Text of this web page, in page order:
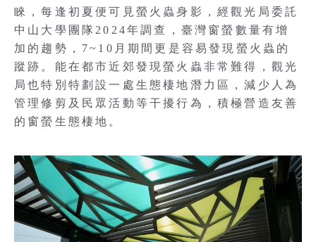
睞，每逢初夏便可見螢火蟲身影，經觀光局委託
中山大學團隊2024年調查，臺灣窗螢數量有增
加的趨勢，7~10月期間更是容易發現螢火蟲的
蹤跡。能在都市近郊發現螢火蟲非常難得，觀光
局也特別特劃設一處生態棲地潛力區，減少人為
管理修剪及民眾活動等干擾行為，積極營造友善
的窗螢生態棲地。